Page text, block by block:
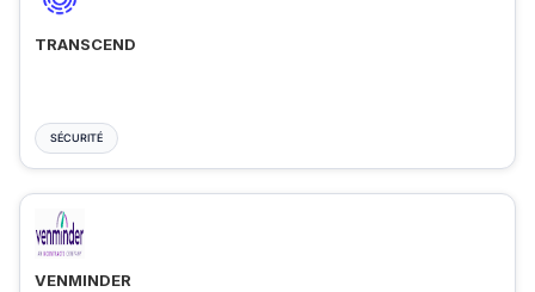
TRANSCEND
SÉCURITÉ
VENMINDER